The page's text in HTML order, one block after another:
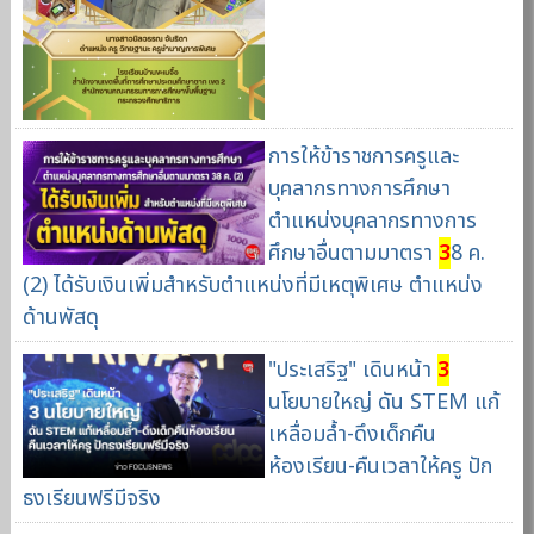
การให้ข้าราชการครูและ
บุคลากรทางการศึกษา
ตำแหน่งบุคลากรทางการ
ศึกษาอื่นตามมาตรา 38 ค.
(2) ได้รับเงินเพิ่มสำหรับตำแหน่งที่มีเหตุพิเศษ ตำแหน่ง
ด้านพัสดุ
"ประเสริฐ" เดินหน้า 3
นโยบายใหญ่ ดัน STEM แก้
เหลื่อมล้ำ-ดึงเด็กคืน
ห้องเรียน-คืนเวลาให้ครู ปัก
ธงเรียนฟรีมีจริง